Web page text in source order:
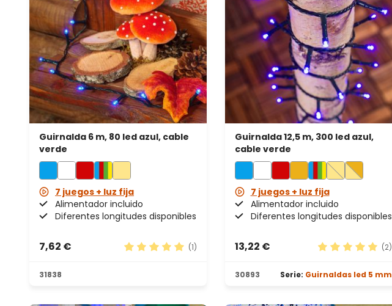
Guirnalda 6 m, 80 led azul, cable
verde
7 juegos + luz fija
Alimentador incluido
Diferentes longitudes disponibles
7,62 €
(1)
31838
Guirnalda 12,5 m, 300 led azul,
cable verde
7 juegos + luz fija
Alimentador incluido
Diferentes longitudes disponibles
13,22 €
(2)
30893 Serie: Guirnaldas led 5 mm